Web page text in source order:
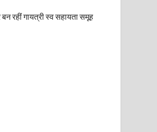
बन रहीं गायत्री स्व सहायता समूह